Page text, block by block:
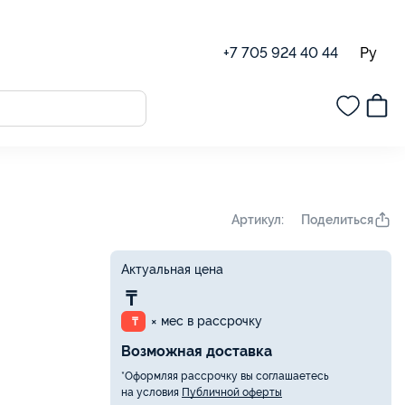
+7 705 924 40 44 Ру
Артикул: Поделиться
Актуальная цена
₸
₸ × мес в рассрочку
Возможная доставка
*Оформляя рассрочку вы соглашаетесь
на условия Публичной оферты